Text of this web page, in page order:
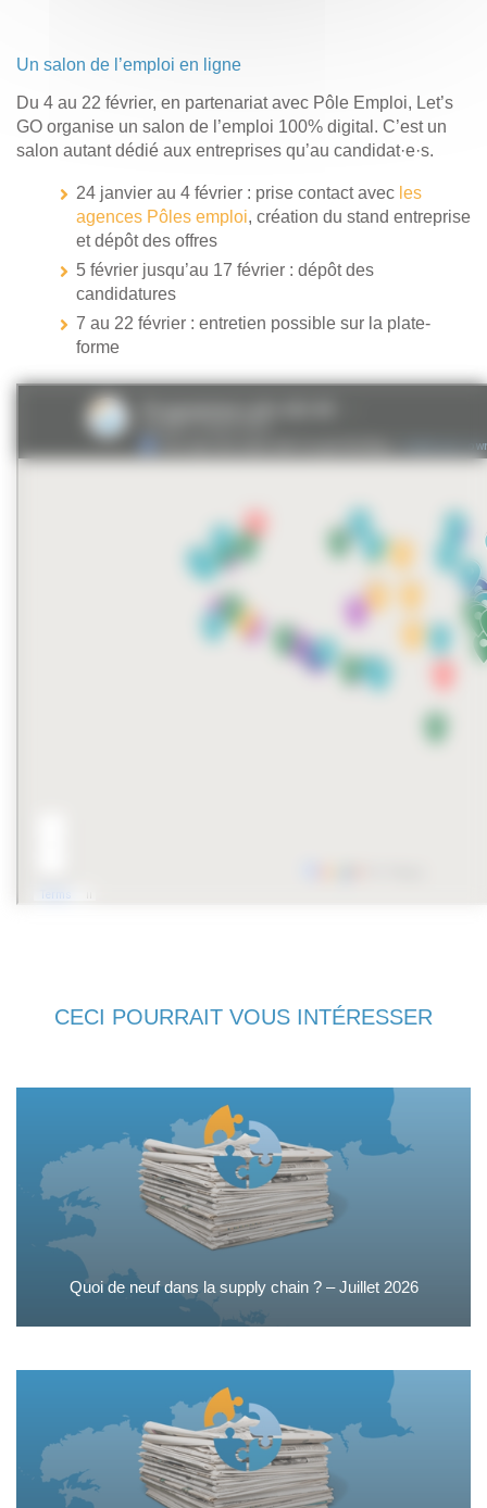
Un salon de l’emploi en ligne
Du 4 au 22 février, en partenariat avec Pôle Emploi, Let’s
GO organise un salon de l’emploi 100% digital. C’est un
salon autant dédié aux entreprises qu’au candidat·e·s.
24 janvier au 4 février : prise contact avec les
agences Pôles emploi, création du stand entreprise
et dépôt des offres
5 février jusqu’au 17 février : dépôt des
candidatures
7 au 22 février : entretien possible sur la plate-
forme
CECI POURRAIT VOUS INTÉRESSER
Quoi de neuf dans la supply chain ? – Juillet 2026